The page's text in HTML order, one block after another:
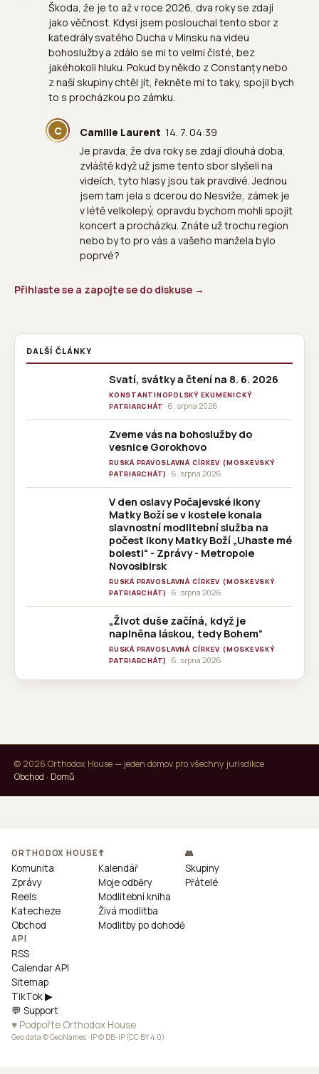
Škoda, že je to až v roce 2026, dva roky se zdají
jako věčnost. Kdysi jsem poslouchal tento sbor z
katedrály svatého Ducha v Minsku na videu
bohoslužby a zdálo se mi to velmi čisté, bez
jakéhokoli hluku. Pokud by někdo z Constanțy nebo
z naší skupiny chtěl jít, řekněte mi to taky, spojil bych
to s procházkou po zámku.
C Camille Laurent 14. 7. 04:39
Je pravda, že dva roky se zdají dlouhá doba,
zvláště když už jsme tento sbor slyšeli na
videích, tyto hlasy jsou tak pravdivé. Jednou
jsem tam jela s dcerou do Nesviže, zámek je
v létě velkolepý, opravdu bychom mohli spojit
koncert a procházku. Znáte už trochu region
nebo by to pro vás a vašeho manžela bylo
poprvé?
Přihlaste se a zapojte se do diskuse →
DALŠÍ ČLÁNKY
Svatí, svátky a čtení na 8. 6. 2026
KONSTANTINOPOLSKÝ EKUMENICKÝ
PATRIARCHÁT · 6. srpna 2026
Zveme vás na bohoslužby do
vesnice Gorokhovo
RUSKÁ PRAVOSLAVNÁ CÍRKEV (MOSKEVSKÝ
PATRIARCHÁT) · 6. srpna 2026
V den oslavy Počajevské ikony
Matky Boží se v kostele konala
slavnostní modlitební služba na
počest ikony Matky Boží „Uhaste mé
bolesti“ - Zprávy - Metropole
Novosibirsk
RUSKÁ PRAVOSLAVNÁ CÍRKEV (MOSKEVSKÝ
PATRIARCHÁT) · 6. srpna 2026
„Život duše začíná, když je
naplněna láskou, tedy Bohem“
RUSKÁ PRAVOSLAVNÁ CÍRKEV (MOSKEVSKÝ
PATRIARCHÁT) · 6. srpna 2026
© 2026 Orthodox House — jeden domov pro všechny jurisdikce
Obchod · Domů
ORTHODOX HOUSE
Komunita
Zprávy
Reels
Katecheze
Obchod
☦
Kalendář
Moje odběry
Modlitební kniha
Živá modlitba
Modlitby po dohodě
👥
Skupiny
Přátelé
API
RSS
Calendar API
Sitemap
TikTok ▶
💬 Support
♥ Podpořte Orthodox House
Geo data © GeoNames · IP © DB-IP (CC BY 4.0)